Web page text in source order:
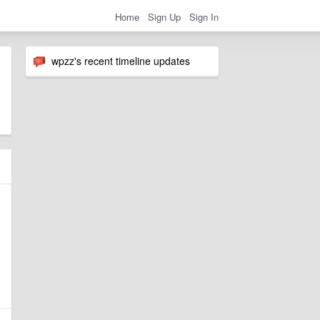
Home Sign Up Sign In
wpzz's recent timeline updates